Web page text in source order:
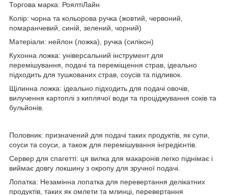
Торгова марка: РоялтіЛайн
Колір: чорна та кольорова ручка (жовтий, червоний,
помаранчевий, синій, зелений, чорний)
Матеріали: нейлон (ложка), ручка (силікон)
Кухонна ложка: універсальний інструмент для
перемішування, подачі та переміщення страв, ідеально
підходить для тушкованих страв, соусів та підливок.
Щілинна ложка: ідеально підходить для подачі овочів,
вилучення картоплі з киплячої води та проціджування соків та
бульйонів.
Половник: призначений для подачі таких продуктів, як супи,
соуси та соуси, а також для перемішування інгредієнтів.
Сервер для спагетті: ця вилка для макаронів легко піднімає і
виймає довгу локшину з окропу для зручної подачі.
Лопатка: Незамінна лопатка для перевертання делікатних
продуктів, таких як омлети та млинці, перевертання